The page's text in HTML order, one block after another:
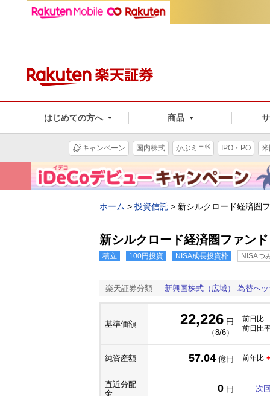
はじめての方へ 商品
キャンペーン 国内株式 かぶミニ® IPO・PO
ホーム > 投資信託 > 新シルクロード経済圏
新シルクロード経済圏ファンド
積立 100円投資 NISA成長投資枠 NISAつ
楽天証券分類 新興国株式（広域）-為替ヘ
基準価額 22,226 円
（8/6）
前日比
前日比
純資産額 57.04 億円 前年比
直近分配
金
0 円 次